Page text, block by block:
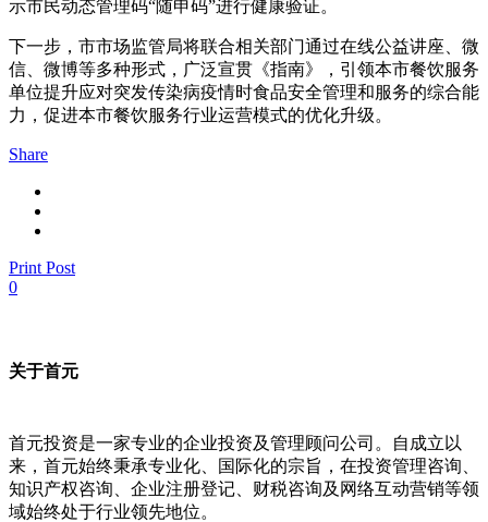
示市民动态管理码“随申码”进行健康验证。
下一步，市市场监管局将联合相关部门通过在线公益讲座、微
信、微博等多种形式，广泛宣贯《指南》，引领本市餐饮服务
单位提升应对突发传染病疫情时食品安全管理和服务的综合能
力，促进本市餐饮服务行业运营模式的优化升级。
Share
Print Post
0
关于首元
首元投资是一家专业的企业投资及管理顾问公司。自成立以
来，首元始终秉承专业化、国际化的宗旨，在投资管理咨询、
知识产权咨询、企业注册登记、财税咨询及网络互动营销等领
域始终处于行业领先地位。